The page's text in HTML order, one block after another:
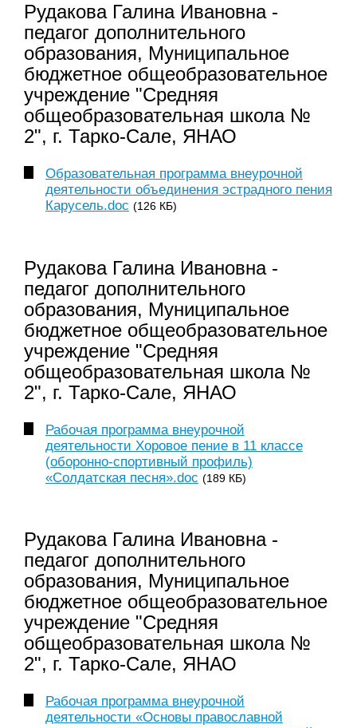
Рудакова Галина Ивановна -
педагог дополнительного
образования, Муниципальное
бюджетное общеобразовательное
учреждение "Средняя
общеобразовательная школа №
2", г. Тарко-Сале, ЯНАО
Образовательная программа внеурочной
деятельности объединения эстрадного пения
Карусель.doc (126 КБ)
Рудакова Галина Ивановна -
педагог дополнительного
образования, Муниципальное
бюджетное общеобразовательное
учреждение "Средняя
общеобразовательная школа №
2", г. Тарко-Сале, ЯНАО
Рабочая программа внеурочной
деятельности Хоровое пение в 11 классе
(оборонно-спортивный профиль)
«Солдатская песня».doc (189 КБ)
Рудакова Галина Ивановна -
педагог дополнительного
образования, Муниципальное
бюджетное общеобразовательное
учреждение "Средняя
общеобразовательная школа №
2", г. Тарко-Сале, ЯНАО
Рабочая программа внеурочной
деятельности «Основы православной